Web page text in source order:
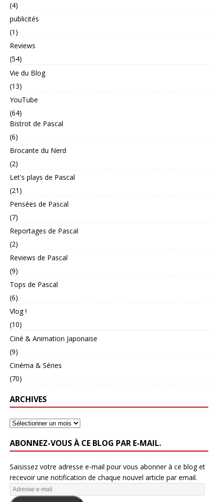
(4)
publicités
(1)
Reviews
(54)
Vie du Blog
(13)
YouTube
(64)
Bistrot de Pascal
(6)
Brocante du Nerd
(2)
Let's plays de Pascal
(21)
Pensées de Pascal
(7)
Reportages de Pascal
(2)
Reviews de Pascal
(9)
Tops de Pascal
(6)
Vlog !
(10)
Ciné & Animation Japonaise
(9)
Cinéma & Séries
(70)
ARCHIVES
ABONNEZ-VOUS À CE BLOG PAR E-MAIL.
Saisissez votre adresse e-mail pour vous abonner à ce blog et
recevoir une notification de chaque nouvel article par email.